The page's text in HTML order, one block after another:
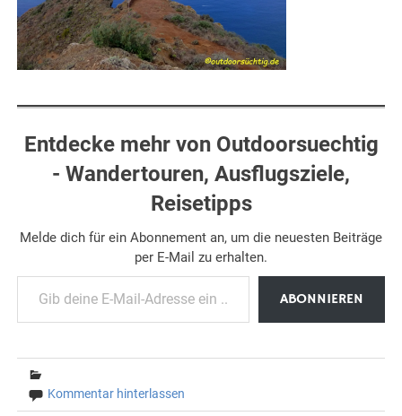
Entdecke mehr von Outdoorsuechtig
- Wandertouren, Ausflugsziele,
Reisetipps
Melde dich für ein Abonnement an, um die neuesten Beiträge
per E-Mail zu erhalten.
Gib deine E-Mail-Adresse ein ...
ABONNIEREN
Kommentar hinterlassen